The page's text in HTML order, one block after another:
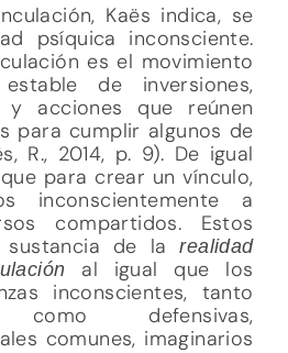
Kaës indica, se
psíquica inconsciente.
es el movimiento
de inversiones,
y acciones que reúnen
para cumplir algunos de
R., 2014, p. 9). De igual
para crear un vínculo,
inconscientemente a
compartidos. Estos
sustancia de larealidad
al igual que los
inconscientes, tanto
como defensivas,
comunes, imaginarios